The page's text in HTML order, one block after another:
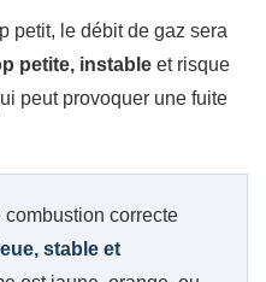
petit, le débit de gaz sera
petite, instable et risque
peut provoquer une fuite
combustion correcte
stable et